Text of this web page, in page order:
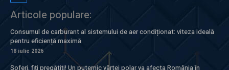
Articole populare:
Consumul de carburant al sistemului de aer condiționat: viteza ideală
pentru eficiență maximă
18 iulie 2026
Șoferi, fiți pregătiți! Un puternic vârtej polar va afecta România în